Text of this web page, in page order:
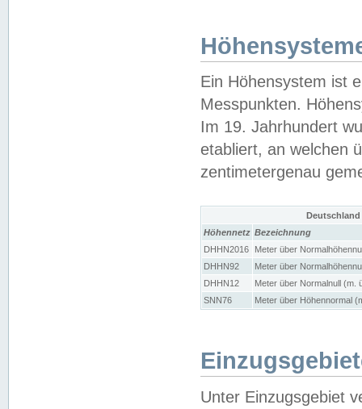
Ein Höhensystem ist
Messpunkten.
Im 19. Jahrhundert
etabliert, an welchen
zentimetergenau
Höhennetz Bezeichnung
DHHN2016
Meter über
DHHN92
Meter über
DHHN12
Meter über Normalnull (m.
SNN76
Meter über Höhennormal
Unter Einzugsgebiet